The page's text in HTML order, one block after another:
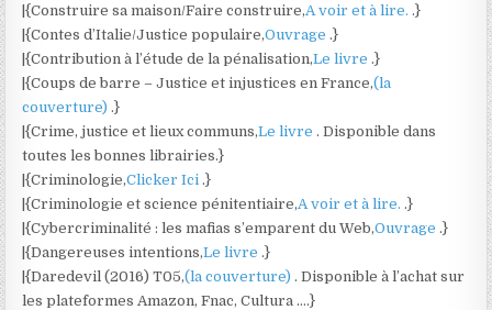
|{Construire sa maison/Faire construire,A voir et à lire. .}
|{Contes d’Italie/Justice populaire,Ouvrage .}
|{Contribution à l’étude de la pénalisation,Le livre .}
|{Coups de barre – Justice et injustices en France,(la
couverture) .}
|{Crime, justice et lieux communs,Le livre . Disponible dans
toutes les bonnes librairies.}
|{Criminologie,Clicker Ici .}
|{Criminologie et science pénitentiaire,A voir et à lire. .}
|{Cybercriminalité : les mafias s’emparent du Web,Ouvrage .}
|{Dangereuses intentions,Le livre .}
|{Daredevil (2016) T05,(la couverture) . Disponible à l’achat sur
les plateformes Amazon, Fnac, Cultura ….}